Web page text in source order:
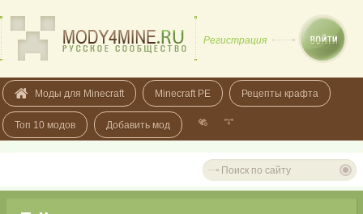
Регистрация
Моды для Minecraft Minecraft PE Рецепты крафта
Топ 10 модов Добавить мод